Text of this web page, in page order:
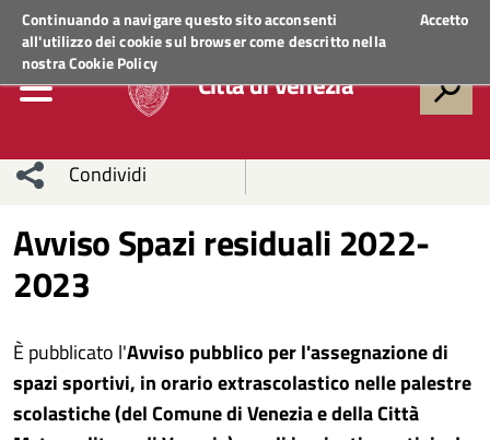
Continuando a navigare questo sito acconsenti
all'utilizzo dei cookie sul browser come descritto nella
nostraCookie Policy
Accetto
Regione VenetoACCEDI AI SERVIZI
Città di Venezia
Condividi
sui social
network
Condividi
Condividi
Facebook
su
Twitter
Condividi
su
Condividi
Avviso Spazi residuali 2022-
2023
È pubblicato l'Avviso pubblico per l'assegnazione di
spazi sportivi, in orario extrascolastico nelle palestre
scolastiche (del Comune di Venezia e della Città